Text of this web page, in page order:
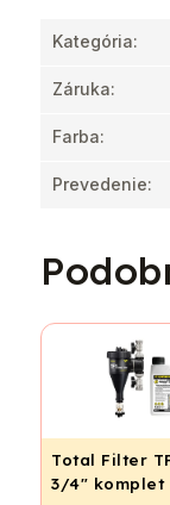
Kategória:
Záruka:
Farba:
Prevedenie:
Total Filter
3/4" komplet